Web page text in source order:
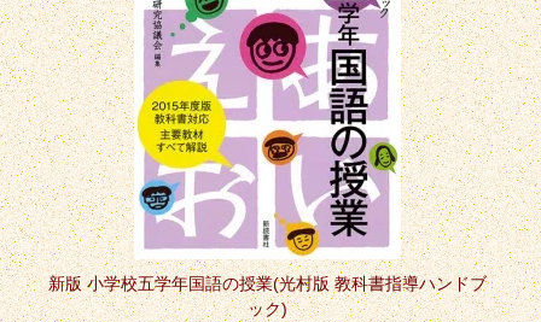
新版 小学校五学年国語の授業(光村版 教科書指導ハンドブ
ック)